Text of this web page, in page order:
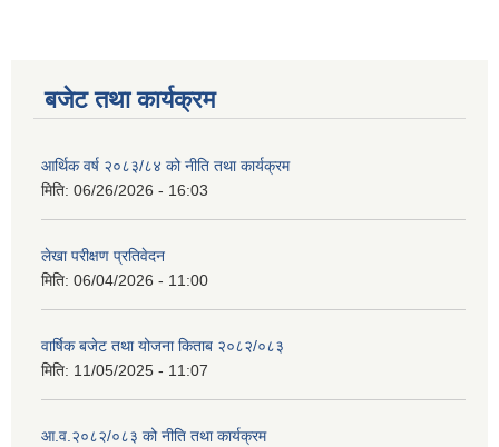
बजेट तथा कार्यक्रम
आर्थिक वर्ष २०८३/८४ को नीति तथा कार्यक्रम
मिति: 06/26/2026 - 16:03
लेखा परीक्षण प्रतिवेदन
मिति: 06/04/2026 - 11:00
वार्षिक बजेट तथा योजना किताब २०८२/०८३
मिति: 11/05/2025 - 11:07
आ.व.२०८२/०८३ को नीति तथा कार्यक्रम